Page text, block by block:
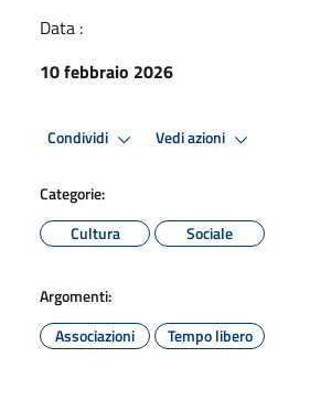
Data :
10 febbraio 2026
Condividi Vedi azioni
Categorie:
Cultura
Sociale
Argomenti:
Associazioni
Tempo libero